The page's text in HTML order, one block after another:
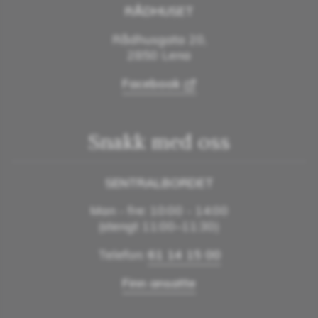
RÅDHUSET
Rådhusgata 20,
2850 Lena
Facebook
Snakk med oss
SENTRALBORDET
Man - fre: 10:00 - 14:00
(stengt 11:00–11:30)
Telefon: 61 14 15 00
Finn ansatte